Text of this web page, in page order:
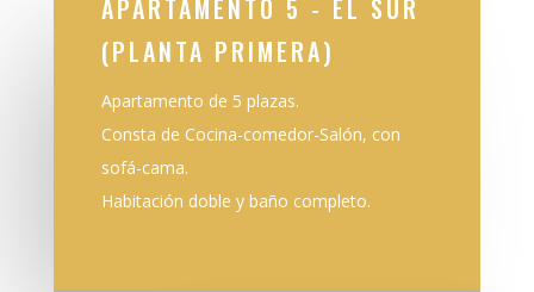
APARTAMENTO 5 - EL SUR
(PLANTA PRIMERA)
Apartamento de 5 plazas.
Consta de Cocina-comedor-Salón, con
sofá-cama.
Habitación doble y baño completo.